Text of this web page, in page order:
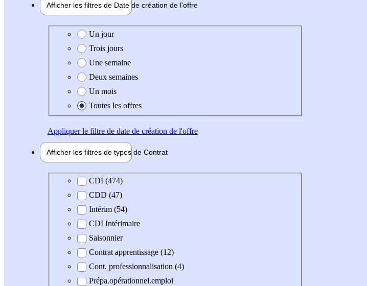
Afficher les filtres de Date de création de l'offre
Date de création de l'offre
Un jour
Trois jours
Une semaine
Deux semaines
Un mois
Toutes les offres
Appliquerle filtre de date de création de l'offre
Afficher les filtres de types de Contrat
Type de contratCDI (474)
CDD (47)
Intérim (54)
CDI Intérimaire
Saisonnier
Contrat apprentissage (12)
Cont. professionnalisation (4)
Prépa.opérationnel.emploi